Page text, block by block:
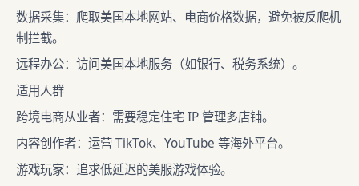
数据采集：爬取美国本地网站、电商价格数据，避免被反爬机
制拦截。
远程办公：访问美国本地服务（如银行、税务系统）。
适用人群
跨境电商从业者：需要稳定住宅 IP 管理多店铺。
内容创作者：运营 TikTok、YouTube 等海外平台。
游戏玩家：追求低延迟的美服游戏体验。